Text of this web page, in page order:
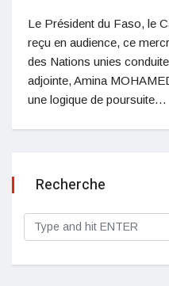
Le Président du Faso, le
reçu en audience, ce
des Nations unies
adjointe, Amina
une logique de poursuite…
Recherche